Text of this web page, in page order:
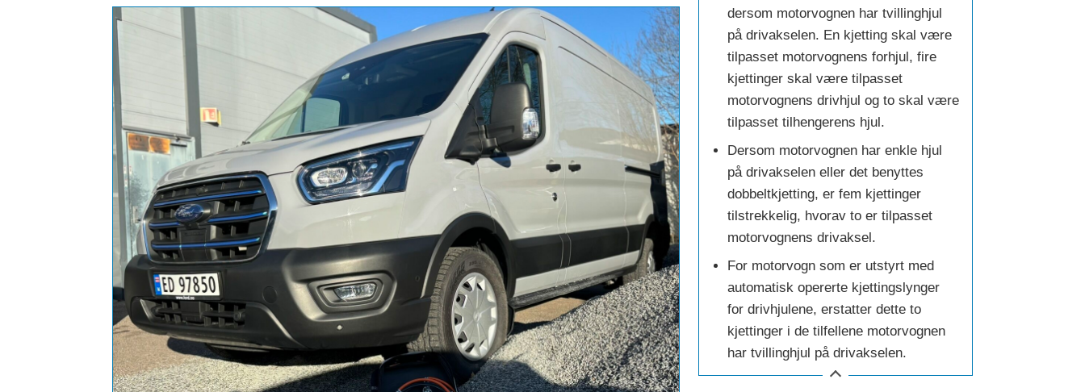
dersom motorvognen har tvillinghjul
på drivakselen. En kjetting skal være
tilpasset motorvognens forhjul, fire
kjettinger skal være tilpasset
motorvognens drivhjul og to skal være
tilpasset tilhengerens hjul.
Dersom motorvognen har enkle hjul
på drivakselen eller det benyttes
dobbeltkjetting, er fem kjettinger
tilstrekkelig, hvorav to er tilpasset
motorvognens drivaksel.
For motorvogn som er utstyrt med
automatisk opererte kjettingslynger
for drivhjulene, erstatter dette to
kjettinger i de tilfellene motorvognen
har tvillinghjul på drivakselen.